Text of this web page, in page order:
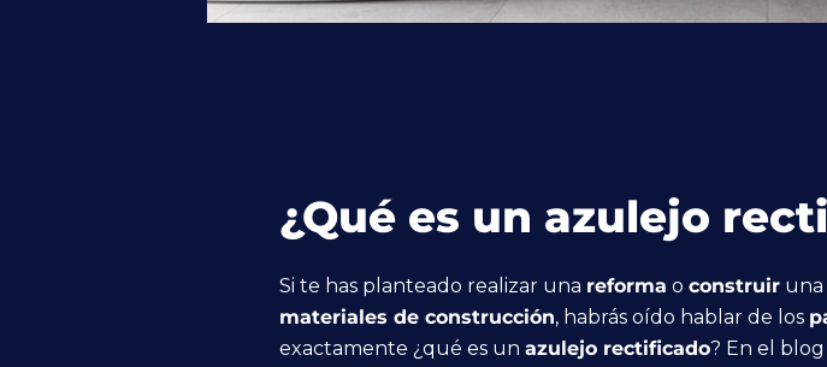
¿Qué es un azulejo
Si te has planteado realizar una reforma o construir una
materiales de construcción, habrás oído hablar de los
exactamente ¿qué es un azulejo rectificado? En el